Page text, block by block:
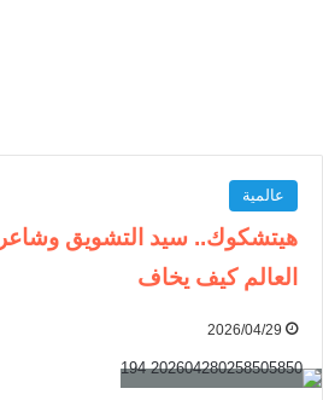
عالمية
هيتشكوك.. سيد التشويق
العالم كيف يخاف
2026/04/29